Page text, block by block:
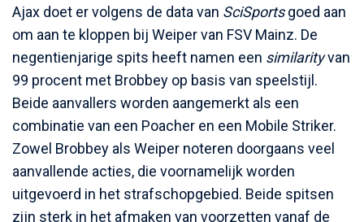
Ajax doet er volgens de data van SciSportsgoed aan
om aan te kloppen bij Weiper van FSV Mainz. De
negentienjarige spits heeft namen een similarityvan
99 procent met Brobbey op basis van speelstijl.
Beide aanvallers worden aangemerkt als een
combinatie van een Poacher en een Mobile Striker.
Zowel Brobbey als Weiper noteren doorgaans veel
aanvallende acties, die voornamelijk worden
uitgevoerd in het strafschopgebied. Beide spitsen
zijn sterk in het afmaken van voorzetten vanaf de